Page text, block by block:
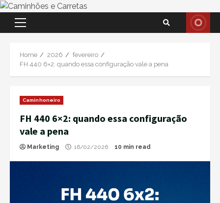
Primary
Home 2026
fevereiro
FH 440 6×2: quando essa configuração vale a pena
Caminhoneiro
FH 440 6×2: quando essa configuração
vale a pena
Marketing 16/02/2026 10 min read